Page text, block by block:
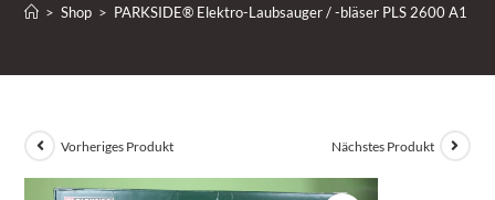
> Shop > PARKSIDE® Elektro-Laubsauger / -bläser PLS 2600 A1
Vorheriges Produkt Nächstes Produkt